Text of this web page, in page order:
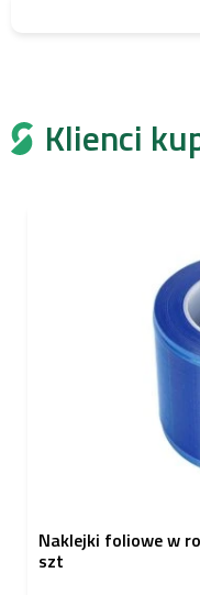
Klienci
Naklejki foliowe w
szt